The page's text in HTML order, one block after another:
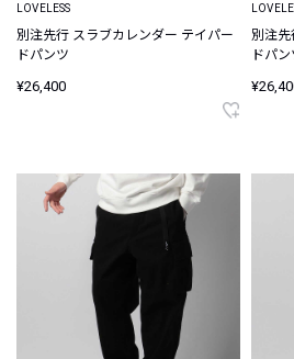
LOVELESS
別注先行 スラブカレンダー テイパー
ドパンツ
¥26,400
別注
ドパン